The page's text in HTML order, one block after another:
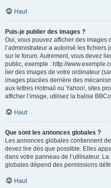
Haut
Puis-je publier des images ?
Oui, vous pouvez afficher des images
l’administrateur a autorisé les
sur le forum. Autrement, vous devez
public, exemple : http://
lier des images de votre ordinateur
images placées derrière des
aux lettres Hotmail ou Yahoo!, sites
afficher l’image, utilisez la balise
Haut
Que sont les annonces globales ?
Les annonces globales contiennent
devez lire dès que possible. Elles
dans votre panneau de l’utilisateur.
globales dépend des permissions
Haut